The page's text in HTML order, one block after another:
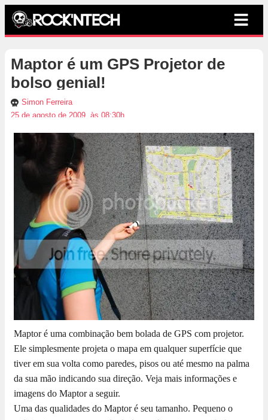
Maptor é um GPS Projetor de
bolso genial!
Simon Ferreira
25 de agosto de 2009, às 08:30h
Maptor é uma combinação bem bolada de GPS com projetor.
Ele simplesmente projeta o mapa em qualquer superfície que
tiver em sua volta como paredes, pisos ou até mesmo na palma
da sua mão indicando sua direção. Veja mais informações e
imagens do Maptor a seguir.
Uma das qualidades do Maptor é seu tamanho. Pequeno o